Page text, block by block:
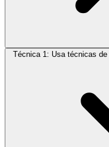
Técnica 1: Usa técnicas